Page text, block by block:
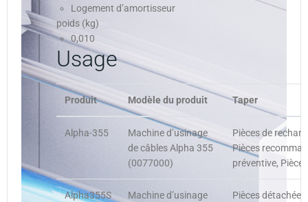
Logement d’amortisseur
poids (kg)
0,010
Usage
Produit Modèle du produit Taper
Alpha-355
Machine d’usinage
de câbles Alpha 355
(0077000)
Pièces de
Pièces
préventive,
Alpha355S
Machine d’usinage
Pièces